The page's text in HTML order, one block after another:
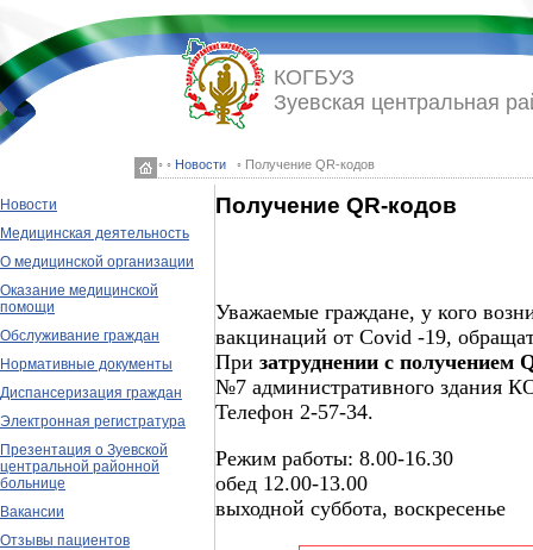
◦ ◦ Новости ◦ Получение QR-кодов
КОГБУЗ
Зуевская центральная
Новости
Медицинская деятельность
О медицинской организации
Оказание медицинской
помощи
Обслуживание граждан
Нормативные документы
Диспансеризация граждан
Электронная регистратура
Презентация о Зуевской
центральной районной
больнице
Вакансии
Отзывы пациентов
Получение QR-кодов
Уважаемые граждане, у кого
вакцинаций от Covid -19,
При затруднении с получением
№7 административного здания
Телефон 2-57-34.
Режим работы: 8.00-16.30
обед 12.00-13.00
выходной суббота, воскресенье